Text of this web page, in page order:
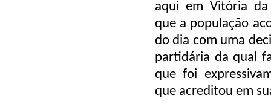
aqui em Vitória da
que a população
do dia com uma
partidária da qual
que foi
que acreditou em